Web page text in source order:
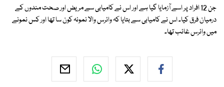
جن 12 افراد پر اسے آزمایا گیا ہے اور اس نے کامیابی سے مریض اور صحت مندوں کے
درمیان فرق کیا۔ اس نے کامیابی سے بتایا کہ وائرس والا نمونہ کون سا تھا اور کس نمونے
میں وائرس غائب تھا۔